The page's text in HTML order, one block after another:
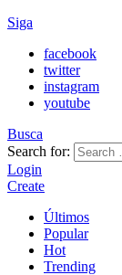
Siga
facebook
twitter
instagram
youtube
Busca
Search for:
Login
Create
Últimos
Popular
Hot
Trending